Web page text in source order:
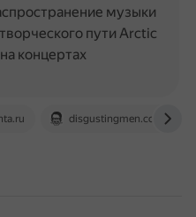
disgustingmen.com
музыки
пути Arctic
концертах